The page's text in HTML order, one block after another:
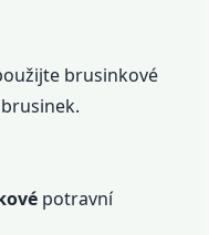
brusinkové
potravní